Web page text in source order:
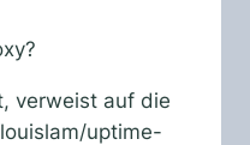
verweist auf die
uptime-